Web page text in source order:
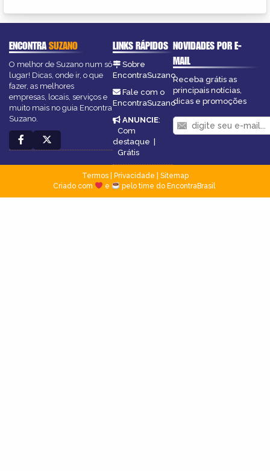
ENCONTRASUZANO
O melhor de Suzano num só
lugar! Dicas, onde ir, o que
fazer, as melhores
empresas, locais, serviços e
muito mais no guia Encontra
Suzano.
LINKS RÁPIDOS
Sobre
EncontraSuzano
Fale com o
EncontraSuzano
ANUNCIE:
Com
destaque
Grátis
NOVIDADES POR E-
MAIL
Receba grátis as
principais notícias,
dicas e promoções
Termos| Privacidade
Sitemap
Criado com
e pelo time do EncontraBrasil